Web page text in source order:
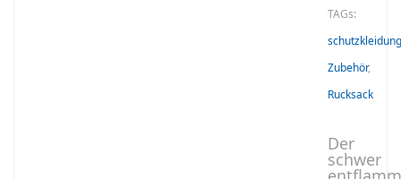
TAGs:
schutzkleidung
Zubehör,
Rucksack
Der
schwer